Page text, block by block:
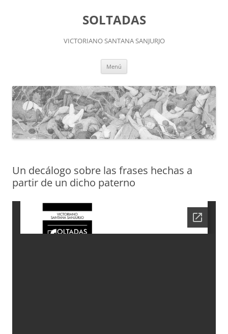
SOLTADAS
VICTORIANO SANTANA SANJURJO
Menú
Un decálogo sobre las frases hechas a
partir de un dicho paterno